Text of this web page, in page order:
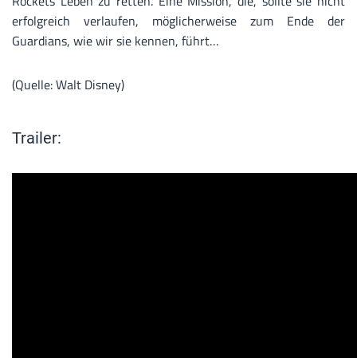
erfolgreich verlaufen, möglicherweise zum Ende der
Guardians, wie wir sie kennen, führt…
(Quelle: Walt Disney)
Trailer: